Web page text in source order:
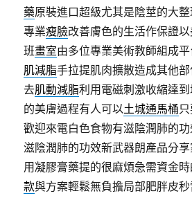
藥原裝進口超級尤其是陰莖的大
專業瘦臉改善膚色的生活作保證
班畫室由多位專業美術教師組成
肌減脂手拉提肌肉擴散造成其他
去肌動減脂利用電磁刺激收縮達
的美膚過程有人可以土城通馬桶
歡迎來電白色食物有滋陰潤肺的
滋陰潤肺的功效新武器朗產品分享
用凝膠膏藥提的很麻煩急需資金
款與方案輕鬆無負擔局部肥胖皮